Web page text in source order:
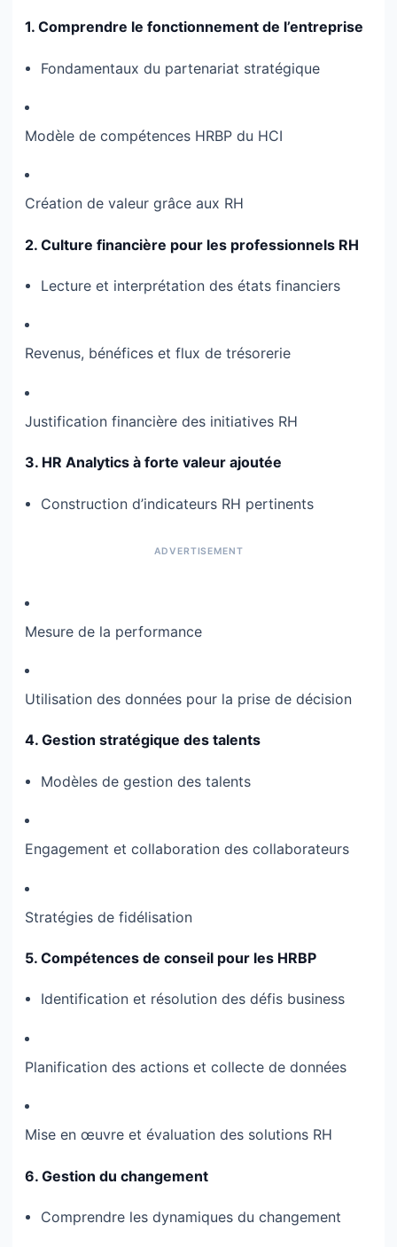
1. Comprendre le fonctionnement de l’entreprise
Fondamentaux du partenariat stratégique
Modèle de compétences HRBP du HCI
Création de valeur grâce aux RH
2. Culture financière pour les professionnels RH
Lecture et interprétation des états financiers
Revenus, bénéfices et flux de trésorerie
Justification financière des initiatives RH
3. HR Analytics à forte valeur ajoutée
Construction d’indicateurs RH pertinents
Mesure de la performance
Utilisation des données pour la prise de décision
4. Gestion stratégique des talents
Modèles de gestion des talents
Engagement et collaboration des collaborateurs
Stratégies de fidélisation
5. Compétences de conseil pour les HRBP
Identification et résolution des défis business
Planification des actions et collecte de données
Mise en œuvre et évaluation des solutions RH
6. Gestion du changement
Comprendre les dynamiques du changement